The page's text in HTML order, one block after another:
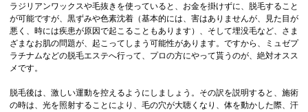
ラジリアンワックスや毛抜きを使っていると、お金を掛けずに、脱毛すること
が可能ですが、黒ずみや色素沈着（基本的には、害はありませんが、見た目が
悪く、時には疾患が原因で起こることもあります）、そして埋没毛など、さま
ざまなお肌の問題が、起こってしまう可能性があります。ですから、ミュゼプ
ラチナムなどの脱毛エステへ行って、プロの方にやって貰うのが、絶対オスス
メです。
脱毛後は、激しい運動を控えるようにしましょう。その訳を説明すると、施術
の時は、光を照射することにより、毛の穴が大聴くなり、体を動かした際、汗